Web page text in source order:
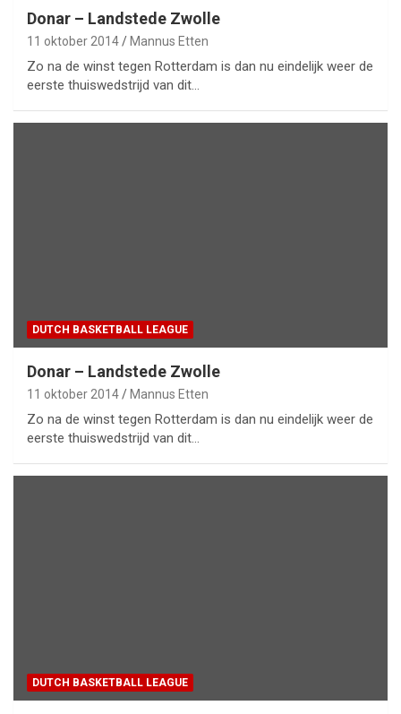
Donar – Landstede Zwolle
11 oktober 2014 Mannus Etten
Zo na de winst tegen Rotterdam is dan nu eindelijk weer de
eerste thuiswedstrijd van dit…
DUTCH BASKETBALL LEAGUE
Donar – Landstede Zwolle
11 oktober 2014 Mannus Etten
Zo na de winst tegen Rotterdam is dan nu eindelijk weer de
eerste thuiswedstrijd van dit…
DUTCH BASKETBALL LEAGUE